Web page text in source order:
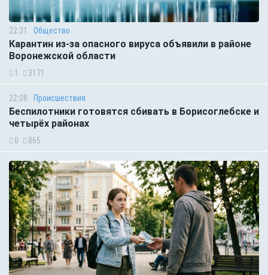
22:31 Общество
Карантин из-за опасного вируса объявили в районе
Воронежской области
1 3171
22:08 Происшествия
Беспилотники готовятся сбивать в Борисоглебске и
четырёх районах
0 865